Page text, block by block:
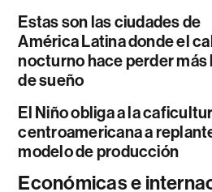
Estas son las ciudades de
América Latina donde el
nocturno hace perder más
de sueño
El Niño obliga a la
centroamericana a
modelo de producción
Económicas e